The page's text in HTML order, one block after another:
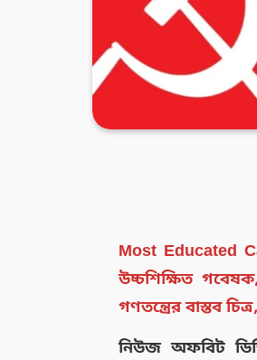
Most Educated
উচ্চশিক্ষিত
গণতন্ত্রের বাস্তব
নিউজ অফবিট